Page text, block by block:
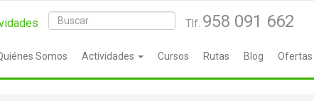
Tlf. 958 091 662
Somos Actividades Cursos Rutas Blog Ofertas